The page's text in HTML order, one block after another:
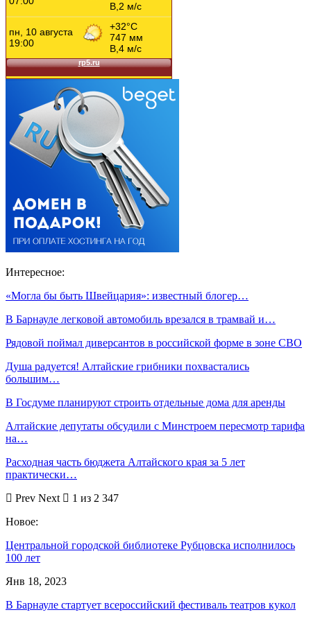
Интересное:
«Могла бы быть Швейцария»: известный блогер…
В Барнауле легковой автомобиль врезался в трамвай и…
Рядовой поймал диверсантов в российской форме в зоне СВО
Душа радуется! Алтайские грибники похвастались
большим…
В Госдуме планируют строить отдельные дома для аренды
Алтайские депутаты обсудили с Минстроем пересмотр тарифа
на…
Расходная часть бюджета Алтайского края за 5 лет
практически…
Prev Next
1 из 2 347
Новое:
Центральной городской библиотеке Рубцовска исполнилось
100 лет
Янв 18, 2023
В Барнауле стартует всероссийский фестиваль театров кукол